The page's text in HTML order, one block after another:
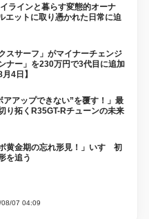
ラインと暮らす変態的オーナ
エットに取り憑かれた日常に迫
スサーフ」がマイナーチェンジ
ナー」を230万円で3代目に追加
4日】
アアップできない”を覆す！」最
り拓くR35GT-Rチューンの未来
黄金期の忘れ形見！」いすゞ初
を追う
08/07 04:09